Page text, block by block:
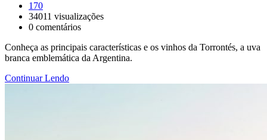
170
34011 visualizações
0 comentários
Conheça as principais características e os vinhos da Torrontés, a uva
branca emblemática da Argentina.
Continuar Lendo